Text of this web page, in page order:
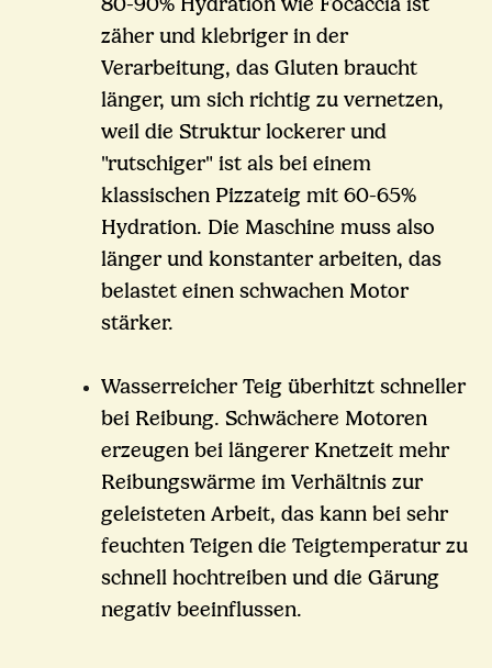
zäher und klebriger in der
Verarbeitung, das Gluten braucht
länger, um sich richtig zu vernetzen,
weil die Struktur lockerer und
"rutschiger" ist als bei einem
klassischen Pizzateig mit 60-65%
Hydration. Die Maschine muss also
länger und konstanter arbeiten, das
belastet einen schwachen Motor
stärker.
Wasserreicher Teig überhitzt schneller
bei Reibung. Schwächere Motoren
erzeugen bei längerer Knetzeit mehr
Reibungswärme im Verhältnis zur
geleisteten Arbeit, das kann bei sehr
feuchten Teigen die Teigtemperatur zu
schnell hochtreiben und die Gärung
negativ beeinflussen.